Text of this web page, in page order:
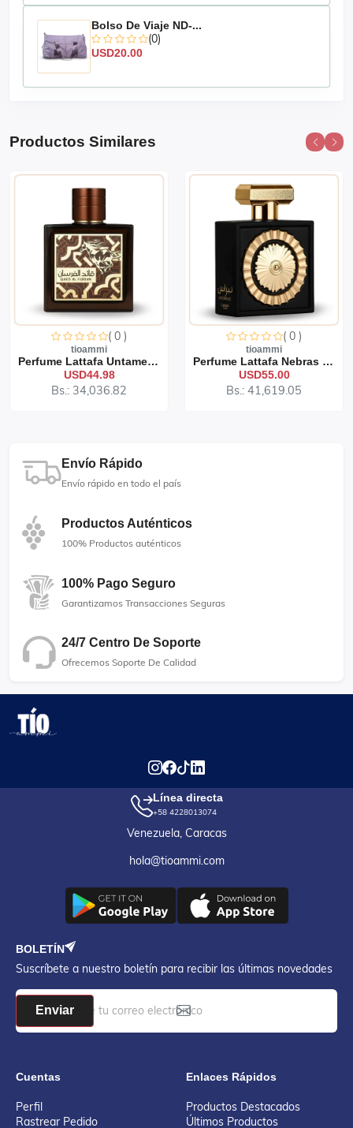
Bolso De Viaje ND-...
(0)
USD20.00
Productos Similares
( 0 )
tioammi
Perfume Lattafa Untamed 1...
USD44.98
Bs.: 34,036.82
( 0 )
tioammi
Perfume Lattafa Nebras 10...
USD55.00
Bs.: 41,619.05
Envío Rápido
Envío rápido en todo el país
Productos Auténticos
100% Productos auténticos
100% Pago Seguro
Garantizamos Transacciones Seguras
24/7 Centro De Soporte
Ofrecemos Soporte De Calidad
Línea directa
+58 4228013074
Venezuela, Caracas
hola@tioammi.com
BOLETÍN
Suscríbete a nuestro boletín para recibir las últimas novedades
Enviar
Cuentas
Perfil
Rastrear Pedido
Enlaces Rápidos
Productos Destacados
Últimos Productos